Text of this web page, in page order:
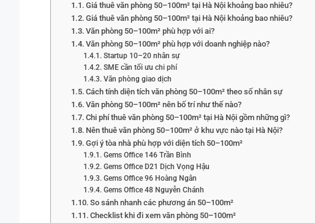
Giá thuê văn phòng 50–100m² tại Hà Nội khoảng bao nhiêu?
Giá thuê văn phòng 50–100m² tại Hà Nội khoảng bao nhiêu?
Văn phòng 50–100m² phù hợp với ai?
Văn phòng 50–100m² phù hợp với doanh nghiệp nào?
Startup 10–20 nhân sự
SME cần tối ưu chi phí
Văn phòng giao dịch
Cách tính diện tích văn phòng 50–100m² theo số nhân sự
Văn phòng 50–100m² nên bố trí như thế nào?
Chi phí thuê văn phòng 50–100m² tại Hà Nội gồm những gì?
Nên thuê văn phòng 50–100m² ở khu vực nào tại Hà Nội?
Gợi ý tòa nhà phù hợp với diện tích 50–100m²
Gems Office 146 Trần Bình
Gems Office D21 Dịch Vọng Hậu
Gems Office 96 Hoàng Ngân
Gems Office 48 Nguyễn Chánh
So sánh nhanh các phương án 50–100m²
Checklist khi đi xem văn phòng 50–100m²